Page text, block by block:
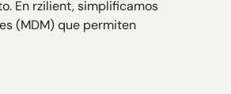
En rzilient, simplificamos
(MDM) que permiten